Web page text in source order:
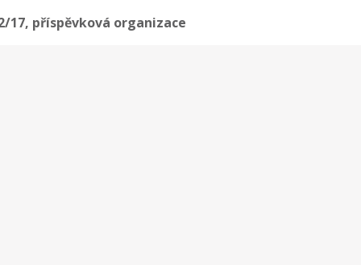
17, příspěvková organizace